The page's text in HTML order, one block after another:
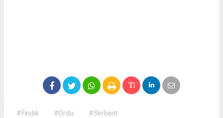
#Fındık #Ordu #Serbest